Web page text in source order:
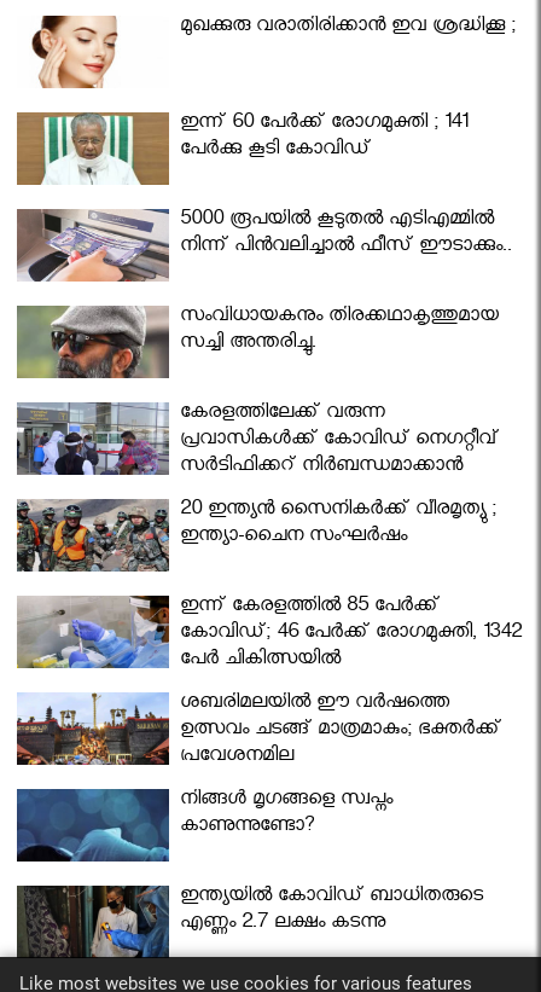
മുഖക്കുരു വരാതിരിക്കാന്‍ ഇവ ശ്രദ്ധിക്കൂ ;
ഇന്ന് 60 പേർക്ക് രോഗമുക്തി ; 141
പേര്‍ക്കു കൂടി കോവിഡ്
5000 രൂപയിൽ കൂടുതൽ എടിഎമ്മിൽ
നിന്ന് പിൻവലിച്ചാൽ ഫീസ് ഈടാക്കും..
സംവിധായകനും തിരക്കഥാകൃത്തുമായ
സച്ചി അന്തരിച്ചു.
കേരളത്തിലേക്ക് വരുന്ന
പ്രവാസികള്‍ക്ക് കോവിഡ് നെഗറ്റീവ്
സര്‍ട്ടിഫിക്കറ്റ് നിർബന്ധമാക്കാൻ
മന്ത്രിസഭ
20 ഇന്ത്യൻ സൈനികർക്ക് വീരമൃത്യു ;
ഇന്ത്യാ-ചൈന സംഘർഷം
ഇന്ന് കേരളത്തിൽ 85 പേർക്ക്
കോവിഡ്; 46 പേർക്ക് രോഗമുക്തി, 1342
പേർ ചികിത്സയിൽ
ശബരിമലയില്‍ ഈ വർഷത്തെ
ഉത്സവം ചടങ്ങ് മാത്രമാകും; ഭക്തർക്ക്
പ്രവേശനമില്ല
നിങ്ങള്‍ മൃഗങ്ങളെ സ്വപ്നം
കാണുന്നുണ്ടോ?
ഇന്ത്യയിൽ കോവിഡ് ബാധിതരുടെ
എണ്ണം 2.7 ലക്ഷം കടന്നു
Like most websites we use cookies for various features